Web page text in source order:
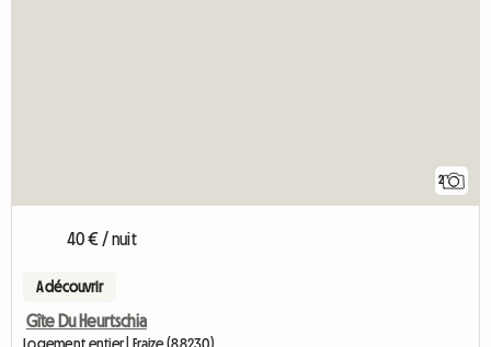
2
40 € / nuit
A découvrir
Gîte Du Heurtschia
Logement entier | Fraize (88230)